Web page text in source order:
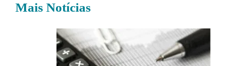
Mais Notícias